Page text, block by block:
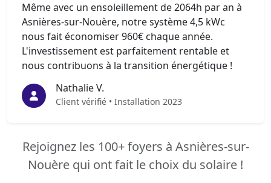
Même avec un ensoleillement de 2064h par an à
Asnières-sur-Nouère, notre système 4,5 kWc
nous fait économiser 960€ chaque année.
L'investissement est parfaitement rentable et
nous contribuons à la transition énergétique !
Nathalie V.
Client vérifié • Installation 2023
Rejoignez les 100+ foyers à Asnières-sur-
Nouère qui ont fait le choix du solaire !